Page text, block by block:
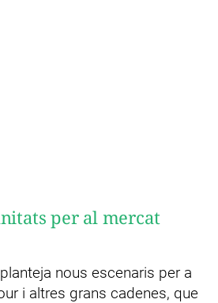
per al mercat
nous escenaris per a
i altres grans cadenes, que